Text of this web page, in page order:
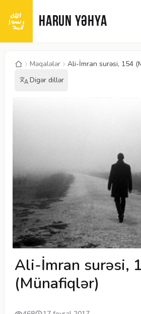
HARUN YƏHYA
Məqalələr
Ali-İmran surəsi, 154
Digər dillər
Ali-İmran surəsi,
(Münafiqlər)